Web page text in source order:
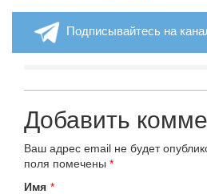
Подписывайтесь на
Добавить
Ваш адрес email не будет
поля помечены *
Имя *